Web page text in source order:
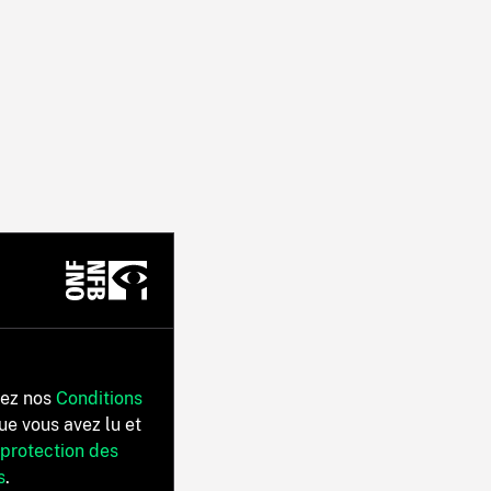
nos Conditions
vous avez lu et
des
.